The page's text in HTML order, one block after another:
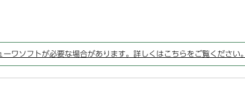
ワソフトが必要な場合があります。詳しくはこちらをご覧ください。